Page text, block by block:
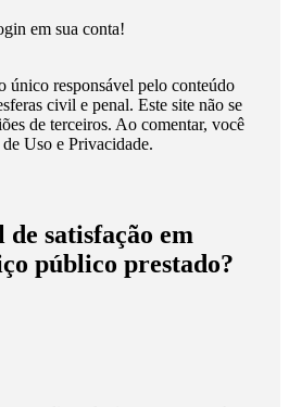
em sua conta!
único responsável pelo conteúdo
civil e penal. Este site não se
de terceiros. Ao comentar, você
Uso e Privacidade.
satisfação em
público prestado?